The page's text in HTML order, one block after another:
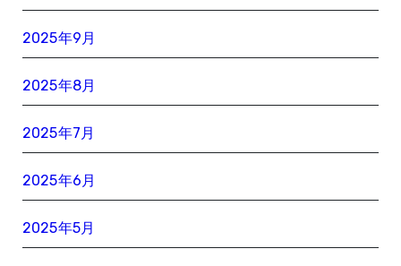
2025年9月
2025年8月
2025年7月
2025年6月
2025年5月